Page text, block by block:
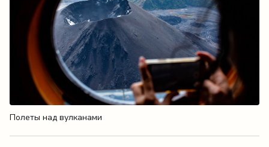
Полеты над вулканами